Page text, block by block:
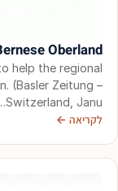
Oberland
help the regional
(Basler Zeitung –
Switzerland, Janu…
לקריאה ←